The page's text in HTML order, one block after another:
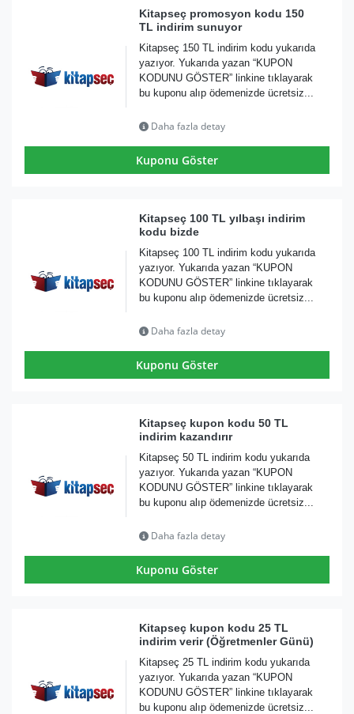
Kitapseç promosyon kodu 150
TL indirim sunuyor
Kitapseç 150 TL indirim kodu yukarıda
yazıyor. Yukarıda yazan “KUPON
KODUNU GÖSTER” linkine tıklayarak
bu kuponu alıp ödemenizde ücretsiz...
Daha fazla detay
Kuponu Göster
Kitapseç 100 TL yılbaşı indirim
kodu bizde
Kitapseç 100 TL indirim kodu yukarıda
yazıyor. Yukarıda yazan “KUPON
KODUNU GÖSTER” linkine tıklayarak
bu kuponu alıp ödemenizde ücretsiz...
Daha fazla detay
Kuponu Göster
Kitapseç kupon kodu 50 TL
indirim kazandırır
Kitapseç 50 TL indirim kodu yukarıda
yazıyor. Yukarıda yazan “KUPON
KODUNU GÖSTER” linkine tıklayarak
bu kuponu alıp ödemenizde ücretsiz...
Daha fazla detay
Kuponu Göster
Kitapseç kupon kodu 25 TL
indirim verir (Öğretmenler Günü)
Kitapseç 25 TL indirim kodu yukarıda
yazıyor. Yukarıda yazan “KUPON
KODUNU GÖSTER” linkine tıklayarak
bu kuponu alıp ödemenizde ücretsiz...